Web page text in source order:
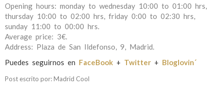
Opening hours: monday to wednesday 10:00 to 01:00 hrs,
thursday 10:00 to 02:00 hrs, friday 0:00 to 02:30 hrs,
sunday 11:00 to 00:00 hrs.
Average price: 3€.
Address: Plaza de San Ildefonso, 9, Madrid.
Puedes seguirnos en FaceBook + Twitter + Bloglovin´
Post escrito por: Madrid Cool